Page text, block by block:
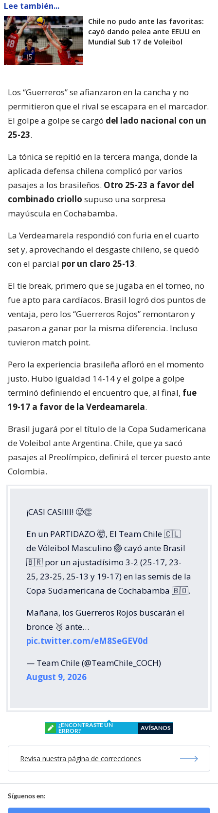
Lee también...
Chile no pudo ante las favoritas:
cayó dando pelea ante EEUU en
Mundial Sub 17 de Voleibol
Los “Guerreros” se afianzaron en la cancha y no
permitieron que el rival se escapara en el marcador.
El golpe a golpe se cargó del lado nacional con un
25-23.
La tónica se repitió en la tercera manga, donde la
aplicada defensa chilena complicó por varios
pasajes a los brasileños. Otro 25-23 a favor del
combinado criollo supuso una sorpresa
mayúscula en Cochabamba.
La Verdeamarela respondió con furia en el cuarto
set y, aprovechando el desgaste chileno, se quedó
con el parcial por un claro 25-13.
El tie break, primero que se jugaba en el torneo, no
fue apto para cardíacos. Brasil logró dos puntos de
ventaja, pero los “Guerreros Rojos” remontaron y
pasaron a ganar por la misma diferencia. Incluso
tuvieron match point.
Pero la experiencia brasileña afloró en el momento
justo. Hubo igualdad 14-14 y el golpe a golpe
terminó definiendo el encuentro que, al final, fue
19-17 a favor de la Verdeamarela.
Brasil jugará por el título de la Copa Sudamericana
de Voleibol ante Argentina. Chile, que ya sacó
pasajes al Preolímpico, definirá el tercer puesto ante
Colombia.
¡CASI CASIIII! 🥵👏
En un PARTIDAZO 🤯, El Team Chile 🇨🇱
de Vóleibol Masculino 🏐 cayó ante Brasil
🇧🇷 por un ajustadísimo 3-2 (25-17, 23-
25, 23-25, 25-13 y 19-17) en las semis de la
Copa Sudamericana de Cochabamba 🇧🇴.
Mañana, los Guerreros Rojos buscarán el
bronce 🥉 ante…
pic.twitter.com/eM8SeGEV0d
— Team Chile (@TeamChile_COCH)
August 9, 2026
¿ENCONTRASTE UN
ERROR?
AVÍSANOS
Revisa nuestra página de correcciones
Síguenos en: